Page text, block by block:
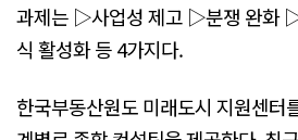
과제는 ▷사업성 제고 ▷분쟁 완화
식 활성화 등 4가지다.
한국부동산원도 미래도시 지원센터